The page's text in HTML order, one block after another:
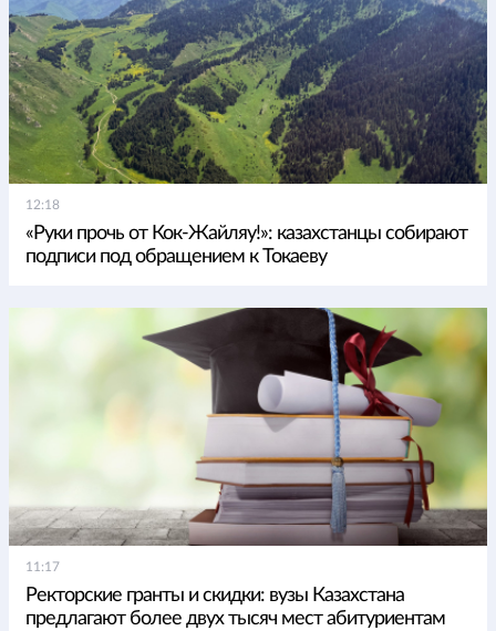
12:18
«Руки прочь от Кок-Жайляу!»: казахстанцы собирают
подписи под обращением к Токаеву
11:17
Ректорские гранты и скидки: вузы Казахстана
предлагают более двух тысяч мест абитуриентам